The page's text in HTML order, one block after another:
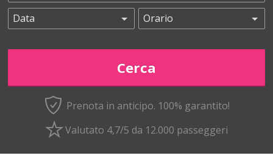
Prenota in anticipo. 100% garantito!
Valutato 4,7/5 da 12.000 passeggeri